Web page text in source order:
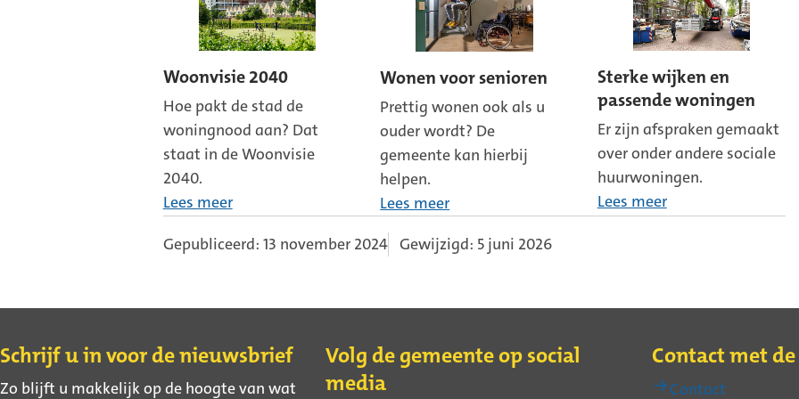
Woonvisie 2040
Hoe pakt de stad de
woningnood aan? Dat
staat in de Woonvisie
2040.
Lees meer
Wonen voor senioren
Prettig wonen ook als u
ouder wordt? De
gemeente kan hierbij
helpen.
Lees meer
Sterke wijken en
passende woningen
Er zijn afspraken gemaakt
over onder andere sociale
huurwoningen.
Lees meer
Gepubliceerd: 13 november 2024 Gewijzigd: 5 juni 2026
Contact
Schrijf u in voor de nieuwsbrief
Zo blijft u makkelijk op de hoogte van wat
Volg de gemeente op social
media
Contact met
Contact